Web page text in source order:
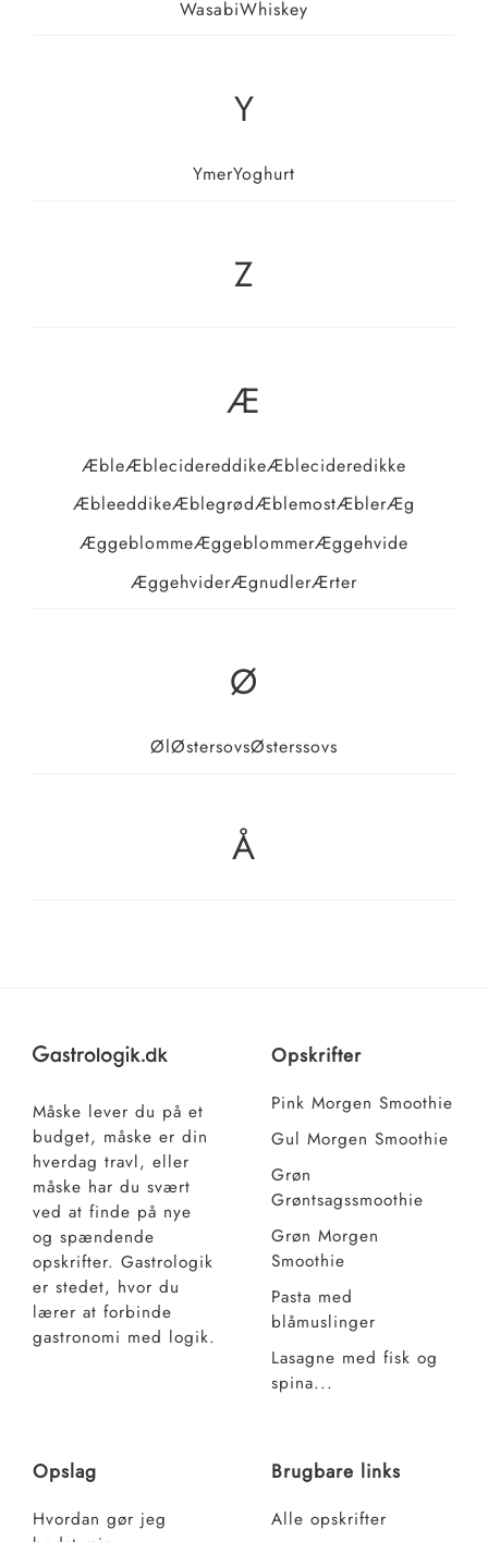
WasabiWhiskey
Y
YmerYoghurt
Z
Æ
ÆbleÆblecidereddikeÆblecideredikke
ÆbleeddikeÆblegrødÆblemostÆblerÆg
ÆggeblommeÆggeblommerÆggehvide
ÆggehviderÆgnudlerÆrter
Ø
ØlØstersovsØsterssovs
Å
Måske lever du på et
budget, måske er din
hverdag travl, eller
måske har du svært
ved at finde på nye
og spændende
opskrifter. Gastrologik
er stedet, hvor du
lærer at forbinde
gastronomi med logik.
Opskrifter
Pink Morgen Smoothie
Gul Morgen Smoothie
Grøn
Grøntsagssmoothie
Grøn Morgen
Smoothie
Pasta med
blåmuslinger
Lasagne med fisk og
spina...
Opslag
Hvordan gør jeg
Brugbare links
Alle opskrifter